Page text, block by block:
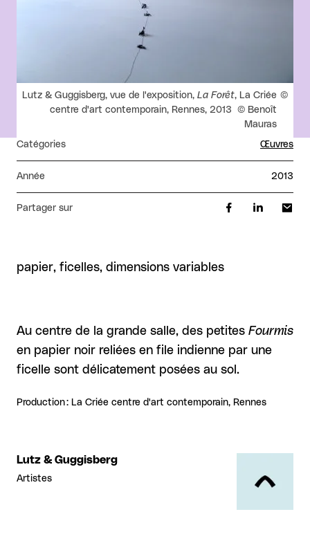
Droits réservés :
Lutz & Guggisberg, vue de l'exposition, La Forêt, La Criée
centre d'art contemporain, Rennes, 2013 © Benoît
Mauras
Catégories Œuvres
Année 2013
Partager sur
papier, ficelles, dimensions variables
Au centre de la grande salle, des petites Fourmis
en papier noir reliées en file indienne par une
ficelle sont délicatement posées au sol.
Production : La Criée centre d'art contemporain, Rennes
Lutz & Guggisberg
Artistes